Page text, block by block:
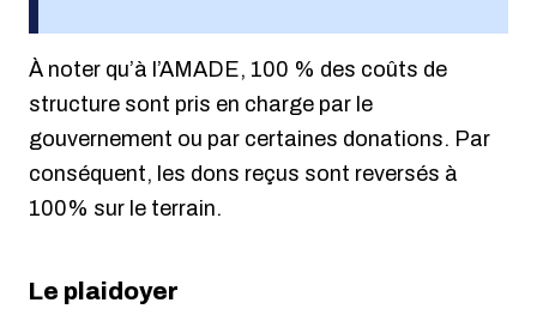
À noter qu’à l’AMADE, 100 % des coûts de
structure sont pris en charge par le
gouvernement ou par certaines donations. Par
conséquent, les dons reçus sont reversés à
100% sur le terrain.
Le plaidoyer